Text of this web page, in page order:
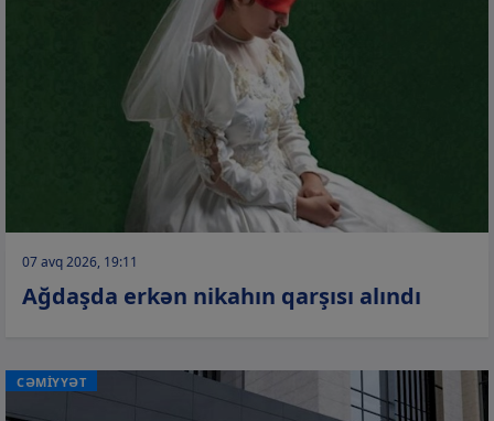
07 avq 2026, 19:11
Ağdaşda erkən nikahın qarşısı alındı
CƏMİYYƏT